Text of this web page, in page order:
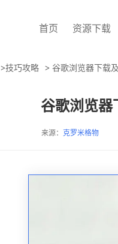
首页 资源下载
>技巧攻略 > 谷歌浏览器下载
谷歌浏览器
来源： 克罗米格物